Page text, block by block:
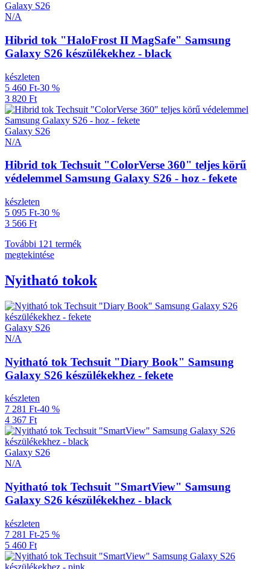
Galaxy S26
N/A
Hibrid tok "HaloFrost II MagSafe" Samsung
Galaxy S26 készülékekhez - black
készleten
5 460 Ft-30 %
3 820 Ft
Galaxy S26
N/A
Hibrid tok Techsuit "ColorVerse 360" teljes körű
védelemmel Samsung Galaxy S26 - hoz - fekete
készleten
5 095 Ft-30 %
3 566 Ft
További 121 termék
megtekintése
Nyitható tokok
Galaxy S26
N/A
Nyitható tok Techsuit "Diary Book" Samsung
Galaxy S26 készülékekhez - fekete
készleten
7 281 Ft-40 %
4 367 Ft
Galaxy S26
N/A
Nyitható tok Techsuit "SmartView" Samsung
Galaxy S26 készülékekhez - black
készleten
7 281 Ft-25 %
5 460 Ft